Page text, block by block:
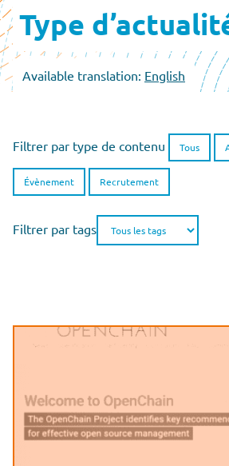
Type
Available translation: English
Filtrer par type de contenu Tous
Évènement Recrutement
Filtrer par tags